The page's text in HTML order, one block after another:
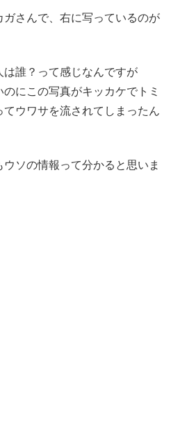
さんで、右に写っているのが
誰？って感じなんですが
のにこの写真がキッカケでトミ
ウワサを流されてしまったん
ソの情報って分かると思いま